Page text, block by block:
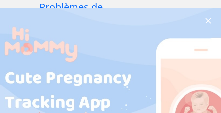
Problèmes de
Médicaments
pendant la
grossesse·
Problèmes de
santé des bébés